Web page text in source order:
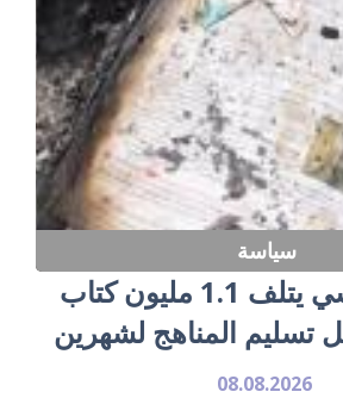
سياسة
القصف الروسي يتلف 1.1 مليون كتاب
المناهج لشهرين
08.08.2026